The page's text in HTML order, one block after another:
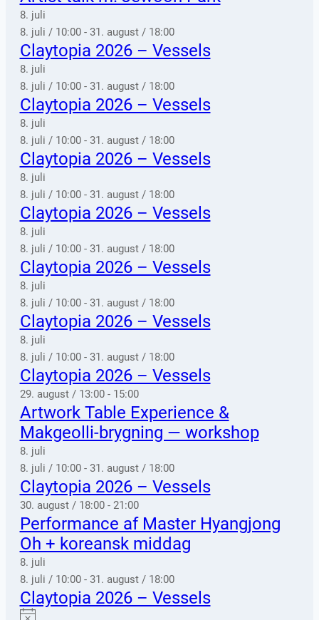
8. juli
8. juli / 10:00- 31. august / 18:00
Claytopia 2026 – Vessels
8. juli
8. juli / 10:00- 31. august / 18:00
Claytopia 2026 – Vessels
8. juli
8. juli / 10:00- 31. august / 18:00
Claytopia 2026 – Vessels
8. juli
8. juli / 10:00- 31. august / 18:00
Claytopia 2026 – Vessels
8. juli
8. juli / 10:00- 31. august / 18:00
Claytopia 2026 – Vessels
8. juli
8. juli / 10:00- 31. august / 18:00
Claytopia 2026 – Vessels
8. juli
8. juli / 10:00- 31. august / 18:00
Claytopia 2026 – Vessels
29. august / 13:00- 15:00
Artwork Table Experience &
Makgeolli-brygning — workshop
8. juli
8. juli / 10:00- 31. august / 18:00
Claytopia 2026 – Vessels
30. august / 18:00- 21:00
Performance af Master Hyangjong
Oh + koreansk middag
8. juli
8. juli / 10:00- 31. august / 18:00
Claytopia 2026 – Vessels
Notice